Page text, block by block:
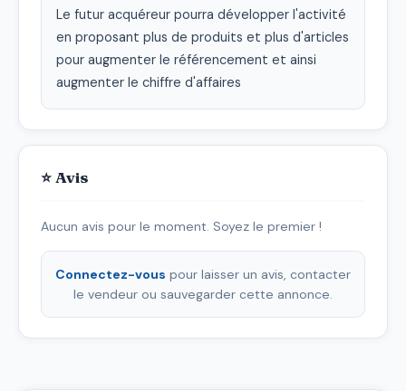
Le futur acquéreur pourra développer l'activité
en proposant plus de produits et plus d'articles
pour augmenter le référencement et ainsi
augmenter le chiffre d'affaires
⭐ Avis
Aucun avis pour le moment. Soyez le premier !
Connectez-vous pour laisser un avis, contacter
le vendeur ou sauvegarder cette annonce.